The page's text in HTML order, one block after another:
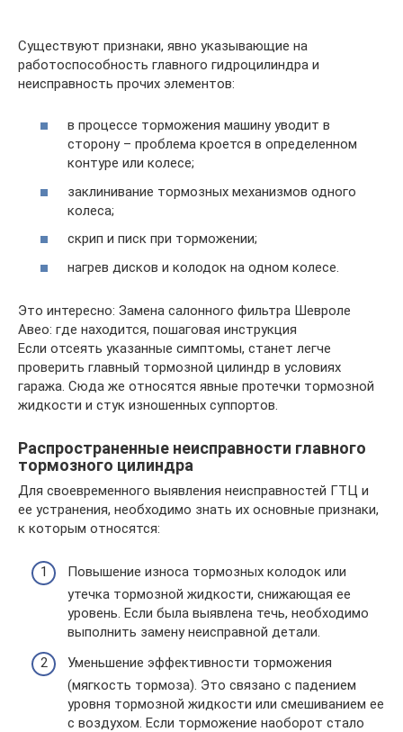
Существуют признаки, явно указывающие на
работоспособность главного гидроцилиндра и
неисправность прочих элементов:
в процессе торможения машину уводит в
сторону – проблема кроется в определенном
контуре или колесе;
заклинивание тормозных механизмов одного
колеса;
скрип и писк при торможении;
нагрев дисков и колодок на одном колесе.
Это интересно: Замена салонного фильтра Шевроле
Авео: где находится, пошаговая инструкция
Если отсеять указанные симптомы, станет легче
проверить главный тормозной цилиндр в условиях
гаража. Сюда же относятся явные протечки тормозной
жидкости и стук изношенных суппортов.
Распространенные неисправности главного
тормозного цилиндра
Для своевременного выявления неисправностей ГТЦ и
ее устранения, необходимо знать их основные признаки,
к которым относятся:
Повышение износа тормозных колодок или
утечка тормозной жидкости, снижающая ее
уровень. Если была выявлена течь, необходимо
выполнить замену неисправной детали.
Уменьшение эффективности торможения
(мягкость тормоза). Это связано с падением
уровня тормозной жидкости или смешиванием ее
с воздухом. Если торможение наоборот стало